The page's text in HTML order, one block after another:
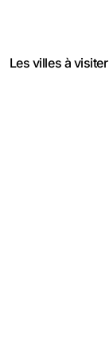
Les villes à visiter